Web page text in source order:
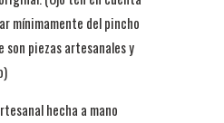
mínimamente del pincho
son piezas artesanales y
hecha a mano